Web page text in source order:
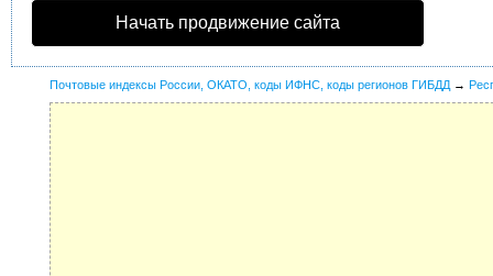
Начать продвижение сайта
Почтовые индексы России, ОКАТО, коды ИФНС, коды регионов ГИБДД →